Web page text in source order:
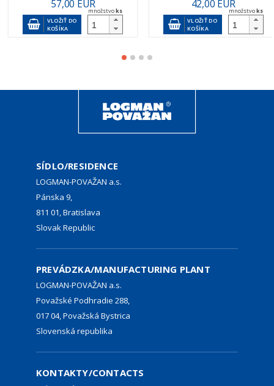
57,00 EUR
VLOŽIŤ DO
KOŠÍKA
množstvoks
42,00 EUR
VLOŽIŤ DO
KOŠÍKA
množstvoks
SÍDLO/RESIDENCE
LOGMAN-POVAŽAN a.s.
Pánska 9,
811 01, Bratislava
Slovak Republic
PREVÁDZKA/MANUFACTURING PLANT
LOGMAN-POVAŽAN a.s.
Považské Podhradie 288,
017 04, Považská Bystrica
Slovenská republika
KONTAKTY/CONTACTS